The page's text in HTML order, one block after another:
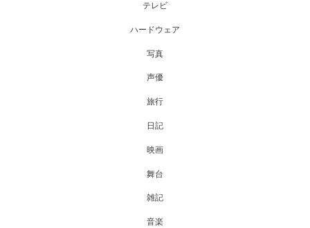
テレビ
ハードウェア
写真
声優
旅行
日記
映画
舞台
雑記
音楽